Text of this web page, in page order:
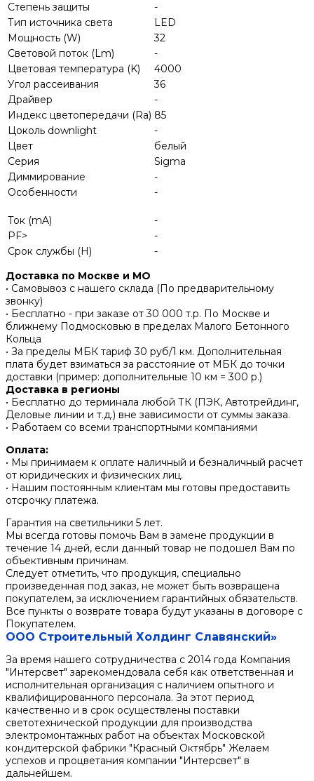
Степень защиты
-
Тип источника света
LED
Мощность (W)
32
Световой поток (Lm)
-
Цветовая температура (K)
4000
Угол рассеивания
36
Драйвер
-
Индекс цветопередачи (Ra) 85
Цоколь downlight
-
Цвет
белый
Серия
Sigma
Диммирование
-
Особенности
-
Ток (mA)
-
PF>
-
Срок службы (H)
-
Доставка по Москве и МО
• Самовывоз с нашего склада (По предварительному
звонку)
• Бесплатно - при заказе от 30 000 т.р. По Москве и
ближнему Подмосковью в пределах Малого Бетонного
Кольца
• За пределы МБК тариф 30 руб/1 км. Дополнительная
плата будет взиматься за расстояние от МБК до точки
доставки (пример: дополнительные 10 км = 300 р.)
Доставка в регионы
• Бесплатно до терминала любой ТК (ПЭК, Автотрейдинг,
Деловые линии и т.д.) вне зависимости от суммы заказа.
• Работаем со всеми транспортными компаниями
Оплата:
• Мы принимаем к оплате наличный и безналичный расчет
от юридических и физических лиц.
• Нашим постоянным клиентам мы готовы предоставить
отсрочку платежа.
Гарантия на светильники 5 лет.
Мы всегда готовы помочь Вам в замене продукции в
течение 14 дней, если данный товар не подошел Вам по
объективным причинам.
Следует отметить, что продукция, специально
произведенная под заказ, не может быть возвращена
покупателем, за исключением гарантийных обязательств.
Все пункты о возврате товара будут указаны в договоре с
Покупателем.
ООО Строительный Холдинг Славянский»
За время нашего сотрудничества с 2014 года Компания
"Интерсвет" зарекомендовала себя как ответственная и
исполнительная организация с наличием опытного и
квалифицированного персонала. За этот период
качественно и в срок осуществлены поставки
светотехнической продукции для производства
электромонтажных работ на объектах Московской
кондитерской фабрики "Красный Октябрь" Желаем
успехов и процветания компании "Интерсвет" в
дальнейшем.